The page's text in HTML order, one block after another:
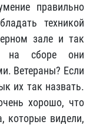
правильно
техникой
зале и так
на сборе они
Ветераны? Если
их так назвать.
хорошо, что
которые видели,